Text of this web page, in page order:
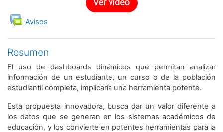
Avisos
Foro
Resumen
El uso de dashboards dinámicos que permitan analizar
información de un estudiante, un curso o de la población
estudiantil completa, implicaría una herramienta potente.
Esta propuesta innovadora, busca dar un valor diferente a
los datos que se generan en los sistemas académicos de
educación, y los convierte en potentes herramientas para la